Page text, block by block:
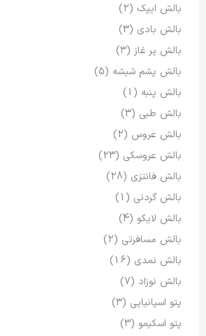
بالش ایپک (2)
بالش بادی (3)
بالش پر غاز (3)
بالش پشم شیشه (5)
بالش پنبه (1)
بالش طبی (3)
بالش عروس (2)
بالش عروسکی (23)
بالش فانتزی (28)
بالش گردنی (1)
بالش لایکو (4)
بالش مسافرتی (2)
بالش نمدی (16)
بالش نوزاد (7)
پتو اسپانیایی (3)
پتو اسکیمو (3)